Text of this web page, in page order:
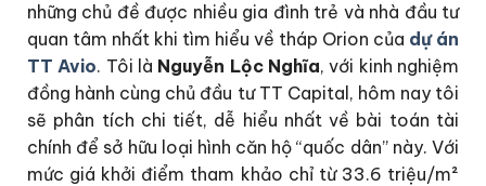
những chủ đề được nhiều gia đình trẻ và nhà đầu tư
quan tâm nhất khi tìm hiểu về tháp Orion của dự án
TT Avio. Tôi là Nguyễn Lộc Nghĩa, với kinh nghiệm
đồng hành cùng chủ đầu tư TT Capital, hôm nay tôi
sẽ phân tích chi tiết, dễ hiểu nhất về bài toán tài
chính để sở hữu loại hình căn hộ “quốc dân” này. Với
mức giá khởi điểm tham khảo chỉ từ 33.6 triệu/m²